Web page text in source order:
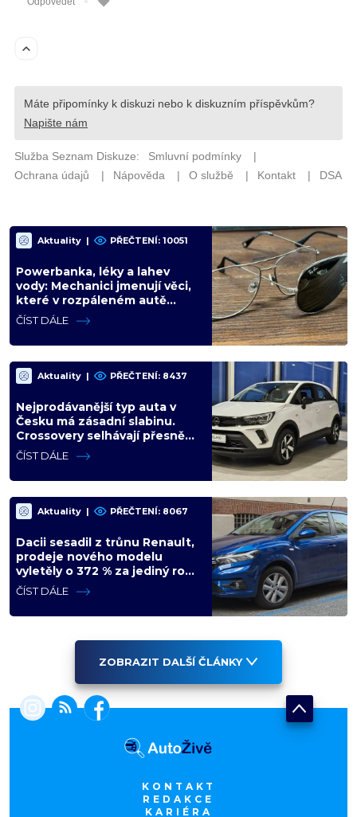
Aktuality | PŘEČTENÍ: 10051
Powerbanka, léky a lahev
vody: Mechanici jmenují věci,
které v rozpáleném autě
nemají co dělat. Hrozí i požár
ČÍST DÁLE
Aktuality | PŘEČTENÍ: 8437
Nejprodávanější typ auta v
Česku má zásadní slabinu.
Crossovery selhávají přesně
tam, kde mají být nejsilnější
ČÍST DÁLE
Aktuality | PŘEČTENÍ: 8067
Dacii sesadil z trůnu Renault,
prodeje nového modelu
vyletěly o 372 % za jediný rok.
Češi ale jedou svojí pohádku
ČÍST DÁLE
ZOBRAZIT DALŠÍ ČLÁNKY
KONTAKT
REDAKCE
KARIÉRA